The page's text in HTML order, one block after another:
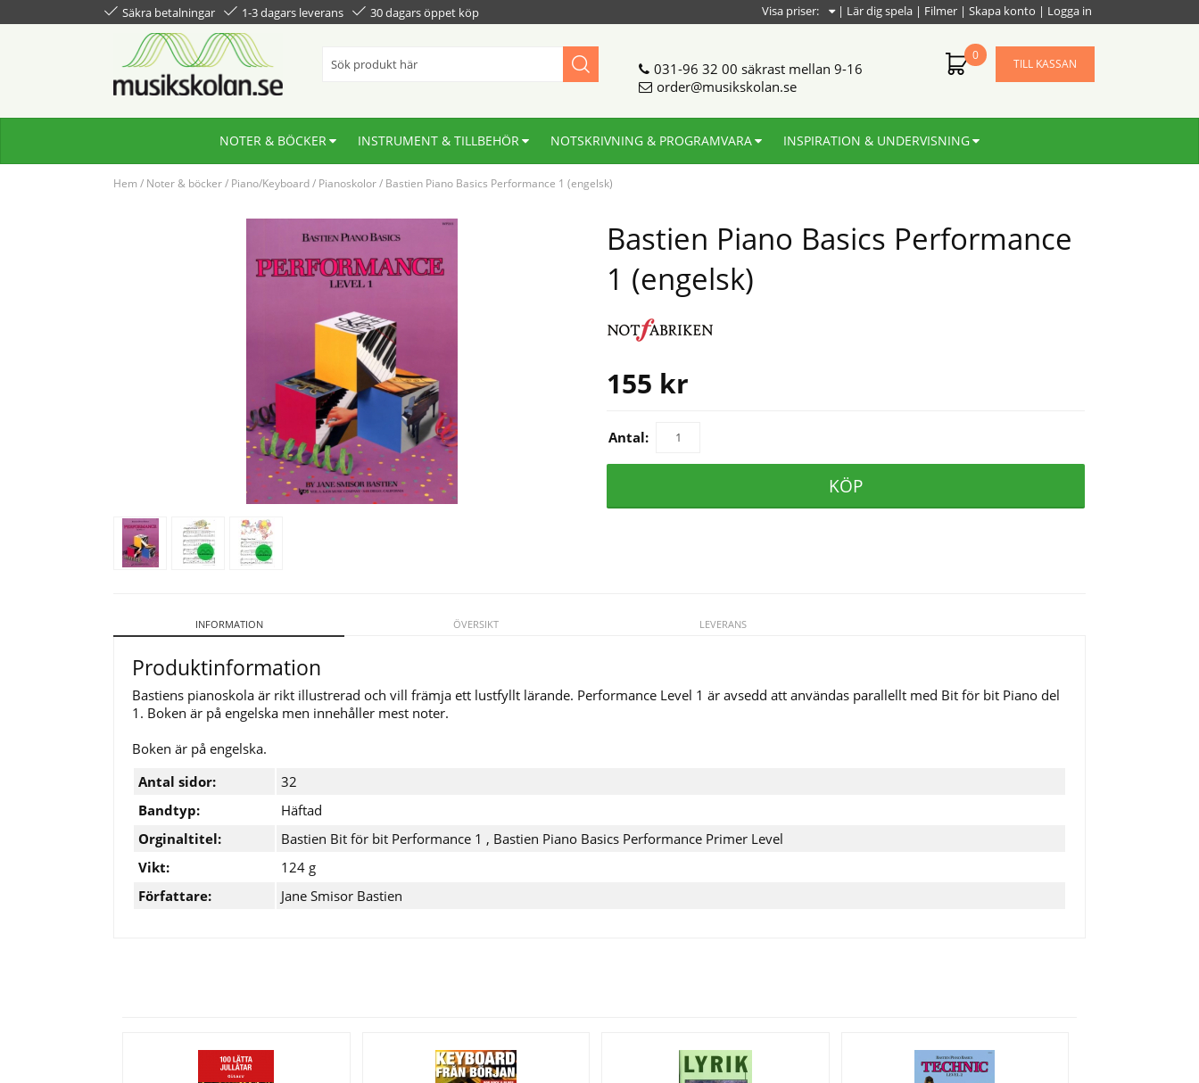
Säkra betalningar 1-3 dagars leverans 30 dagars öppet köp | Lär dig spela | Filmer | Skapa konto | Logga in
Visa priser:
031-96 32 00 säkrast mellan 9-16
order@musikskolan.se
0
TILL KASSAN
NOTER & BÖCKER INSTRUMENT & TILLBEHÖR NOTSKRIVNING & PROGRAMVARA INSPIRATION & UNDERVISNING
Hem / Noter & böcker/ Piano/Keyboard/ Pianoskolor/ Bastien Piano Basics Performance 1 (engelsk)
Bastien Piano Basics Performance
1 (engelsk)
155 kr
Antal:
KÖP
INFORMATION ÖVERSIKT LEVERANS
Produktinformation
Bastiens pianoskola är rikt illustrerad och vill främja ett lustfyllt lärande. Performance Level 1 är avsedd att användas parallellt med Bit för bit Piano del
1. Boken är på engelska men innehåller mest noter.
Boken är på engelska.
Antal sidor:
32
Bandtyp:
Häftad
Orginaltitel:
Bastien Bit för bit Performance 1 , Bastien Piano Basics Performance Primer Level
Vikt:
124 g
Författare:
Jane Smisor Bastien